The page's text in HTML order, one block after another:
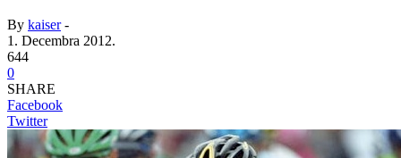
By kaiser-
1. Decembra 2012.
644
0
SHARE
Facebook
Twitter